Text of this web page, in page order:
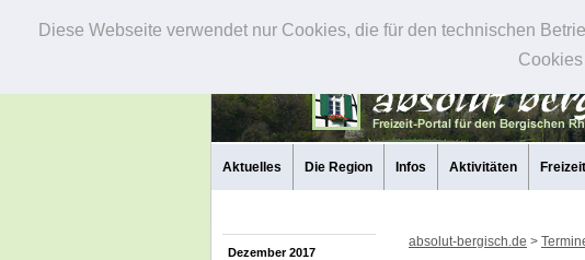
Diese Webseite verwendet nur Cookies, die für den technischen
Cookies
Aktuelles Die Region Infos Aktivitäten
Dezember 2017
absolut-bergisch.de >